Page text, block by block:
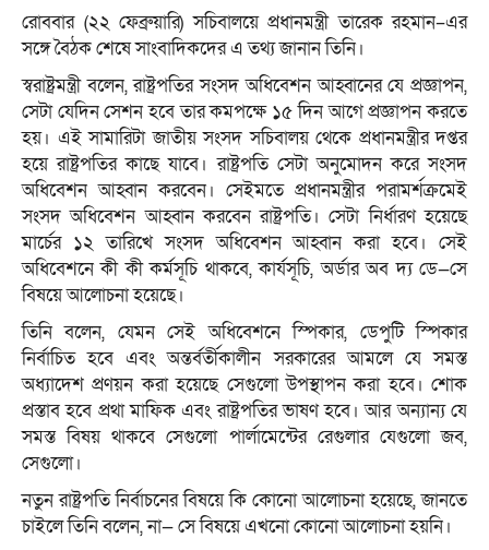
রোববার (২২ ফেব্রুয়ারি) সচিবালয়ে প্রধানমন্ত্রী তারেক রহমান–এর
সঙ্গে বৈঠক শেষে সাংবাদিকদের এ তথ্য জানান তিনি।
স্বরাষ্ট্রমন্ত্রী বলেন, রাষ্ট্রপতির সংসদ অধিবেশন আহ্বানের যে প্রজ্ঞাপন,
সেটা যেদিন সেশন হবে তার কমপক্ষে ১৫ দিন আগে প্রজ্ঞাপন করতে
হয়। এই সামারিটা জাতীয় সংসদ সচিবালয় থেকে প্রধানমন্ত্রীর দপ্তর
হয়ে রাষ্ট্রপতির কাছে যাবে। রাষ্ট্রপতি সেটা অনুমোদন করে সংসদ
অধিবেশন আহ্বান করবেন। সেইমতে প্রধানমন্ত্রীর পরামর্শক্রমেই
সংসদ অধিবেশন আহ্বান করবেন রাষ্ট্রপতি। সেটা নির্ধারণ হয়েছে
মার্চের ১২ তারিখে সংসদ অধিবেশন আহ্বান করা হবে। সেই
অধিবেশনে কী কী কর্মসূচি থাকবে, কার্যসূচি, অর্ডার অব দ্য ডে—সে
বিষয়ে আলোচনা হয়েছে।
তিনি বলেন, যেমন সেই অধিবেশনে স্পিকার, ডেপুটি স্পিকার
নির্বাচিত হবে এবং অন্তর্বর্তীকালীন সরকারের আমলে যে সমস্ত
অধ্যাদেশ প্রণয়ন করা হয়েছে সেগুলো উপস্থাপন করা হবে। শোক
প্রস্তাব হবে প্রথা মাফিক এবং রাষ্ট্রপতির ভাষণ হবে। আর অন্যান্য যে
সমস্ত বিষয় থাকবে সেগুলো পার্লামেন্টের রেগুলার যেগুলো জব,
সেগুলো।
নতুন রাষ্ট্রপতি নির্বাচনের বিষয়ে কি কোনো আলোচনা হয়েছে, জানতে
চাইলে তিনি বলেন, না— সে বিষয়ে এখনো কোনো আলোচনা হয়নি।